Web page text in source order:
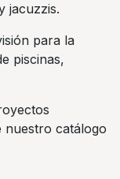
jacuzzis.
para la
piscinas,
nuestro catálogo